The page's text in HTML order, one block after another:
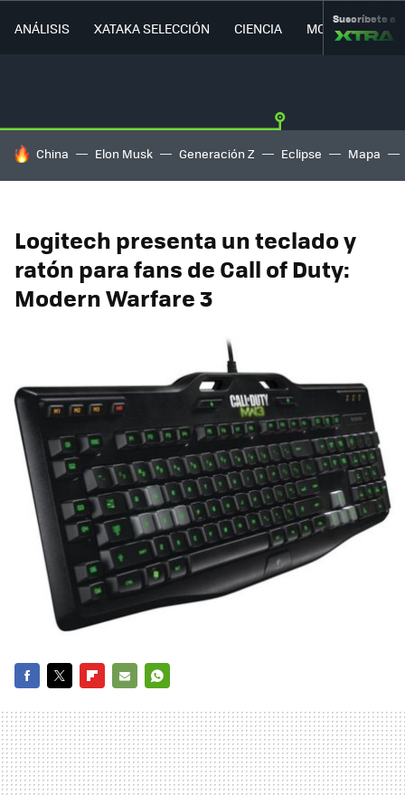
ANÁLISIS XATAKA SELECCIÓN CIENCIA MOVILIDAD
Suscríbete a
HOY SE HABLA DE
China Elon Musk Generación Z Eclipse Mapa
Logitech presenta un teclado y
ratón para fans de Call of Duty:
Modern Warfare 3
MAIL